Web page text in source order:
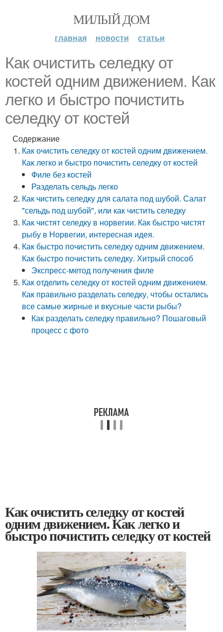
МИЛЫЙ ДОМ
главная новости статьи
Как очистить селедку от
костей одним движением. Как
легко и быстро почистить
селедку от костей
Содержание
Как очистить селедку от костей одним движением.
Как легко и быстро почистить селедку от костей
Филе без костей
Разделать сельдь легко
Как чистить селедку для салата под шубой. Салат
"сельдь под шубой", или как чистить селедку
Как чистят селедку в норвегии. Как быстро чистят
рыбу в Норвегии, интересная идея.
Как быстро почистить селедку одним движением.
Как быстро почистить селедку. Хитрый способ
Экспресс-метод получения филе
Как отделить селедку от костей одним движением.
Как правильно разделать селедку, чтобы остались
все самые жирные и вкусные части рыбы?
Как разделать селедку правильно? Пошаговый
процесс с фото
Как очистить селедку от костей
одним движением. Как легко и
быстро почистить селедку от костей